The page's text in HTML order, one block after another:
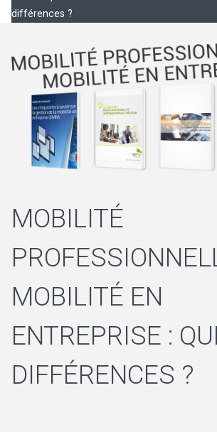
différences ?
MOBILITÉ
MOBILITÉ EN
ENTREPRISE :
DIFFÉRENCES ?